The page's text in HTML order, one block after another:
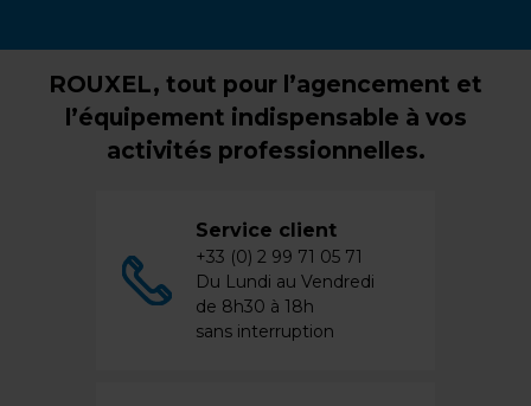
ROUXEL, tout pour l’agencement et
l’équipement indispensable à vos
activités professionnelles.
Service client
+33 (0) 2 99 71 05 71
Du Lundi au Vendredi
de 8h30 à 18h
sans interruption